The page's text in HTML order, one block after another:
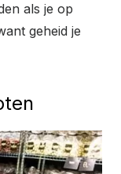
als je op
geheid je